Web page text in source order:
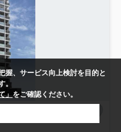
握、サービス向上検討を目的と
。
」をご確認ください。